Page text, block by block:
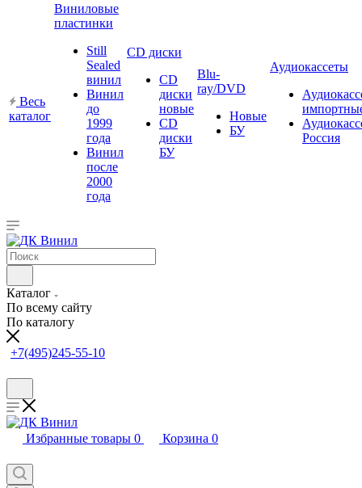
Весь
каталог
Виниловые
пластинки
Still
Sealed
винил
Винил
до
1999
года
Винил
после
2000
года
CD диски
CD
диски
новые
CD
диски
БУ
Blu-
ray/DVD
Новые
БУ
Аудиокассеты
Россия
Каталог
По всему сайту
По каталогу
+7(495)245-55-10
Избранные товары 0 Корзина 0